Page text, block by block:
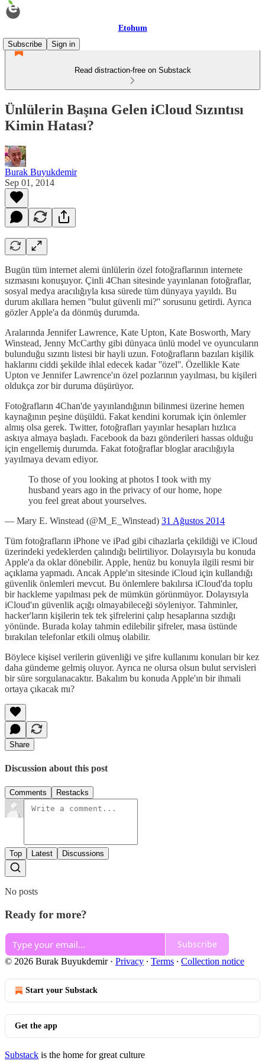
Etohum
Subscribe
Sign in
Read distraction-free on Substack
Ünlülerin Başına Gelen iCloud Sızıntısı
Kimin Hatası?
Burak Buyukdemir
Sep 01, 2014
Bugün tüm internet alemi ünlülerin özel fotoğraflarının internete
sızmasını konuşuyor. Çinli 4Chan sitesinde yayınlanan fotoğraflar,
sosyal medya aracılığıyla kısa sürede tüm dünyaya yayıldı. Bu
durum akıllara hemen ''bulut güvenli mi?'' sorusunu getirdi. Ayrıca
gözler Apple'a da dönmüş durumda.
Aralarında Jennifer Lawrence, Kate Upton, Kate Bosworth, Mary
Winstead, Jenny McCarthy gibi dünyaca ünlü model ve oyuncuların
bulunduğu sızıntı listesi bir hayli uzun. Fotoğrafların bazıları kişilik
haklarını ciddi şekilde ihlal edecek kadar ''özel''. Özellikle Kate
Upton ve Jennifer Lawrence'ın özel pozlarının yayılması, bu kişileri
oldukça zor bir duruma düşürüyor.
Fotoğrafların 4Chan'de yayınlandığının bilinmesi üzerine hemen
kaynağının peşine düşüldü. Fakat kendini korumak için önlemler
almış olsa gerek. Twitter, fotoğrafları yayınlar hesapları hızlıca
askıya almaya başladı. Facebook da bazı gönderileri hassas olduğu
için engellemiş durumda. Fakat fotoğraflar bloglar aracılığıyla
yayılmaya devam ediyor.
To those of you looking at photos I took with my
husband years ago in the privacy of our home, hope
you feel great about yourselves.
— Mary E. Winstead (@M_E_Winstead) 31 Ağustos 2014
Tüm fotoğrafların iPhone ve iPad gibi cihazlarla çekildiği ve iCloud
üzerindeki yedeklerden çalındığı belirtiliyor. Dolayısıyla bu konuda
Apple'a da oklar dönebilir. Apple, henüz bu konuyla ilgili resmi bir
açıklama yapmadı. Ancak Apple'ın sitesinde iCloud için kullandığı
güvenlik önlemleri mevcut. Bu önlemlere bakılırsa iCloud'da toplu
bir hackleme yapılması pek de mümkün görünmüyor. Dolayısıyla
iCloud'ın güvenlik açığı olmayabileceği söyleniyor. Tahminler,
hacker'ların kişilerin tek tek şifrelerini çalıp hesaplarına sızdığı
yönünde. Burada kolay tahmin edilebilir şifreler, masa üstünde
bırakılan telefonlar etkili olmuş olabilir.
Böylece kişisel verilerin güvenliği ve şifre kullanımı konuları bir kez
daha gündeme gelmiş oluyor. Ayrıca ne olursa olsun bulut servisleri
bir süre sorgulanacaktır. Bakalım bu konuda Apple'ın bir ihmali
ortaya çıkacak mı?
Share
Discussion about this post
Comments Restacks
Top Latest Discussions
No posts
Ready for more?
Subscribe
© 2026 Burak Buyukdemir· Privacy ∙ Terms ∙ Collection notice
Start your Substack
Get the app
Substack is the home for great culture